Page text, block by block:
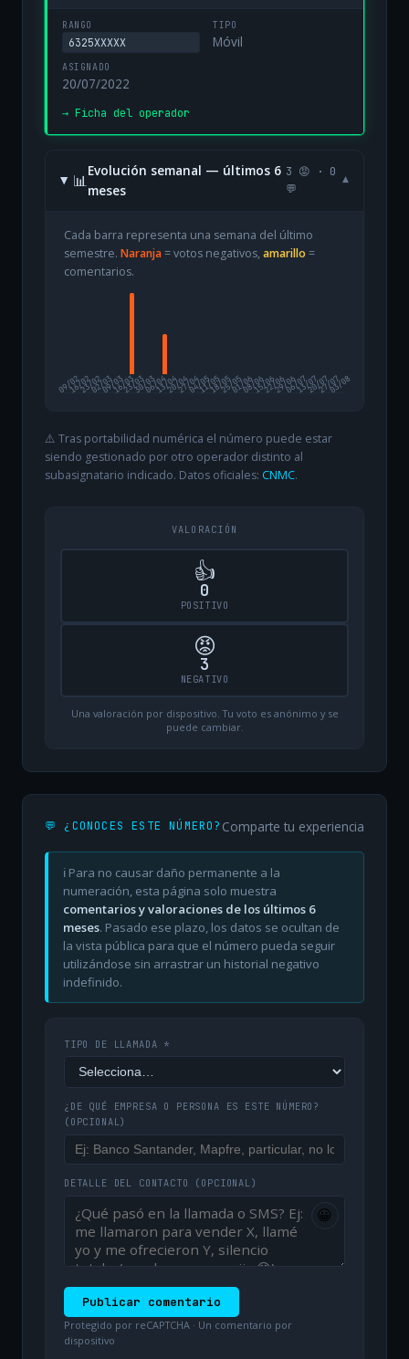
RANGO
6325XXXXX
TIPO
Móvil
ASIGNADO
20/07/2022
→ Ficha del operador
📊
Evolución semanal — últimos 6
meses
3 😡 · 0
💬
▾
Cada barra representa una semana del último
semestre. Naranja= votos negativos, amarillo =
comentarios.
09/02
16/0223/0202/0309/0316/0323/0330/0306/0413/0420/0427/0404/0511/0518/0525/0501/0608/0615/0622/0629/0606/0713/0720/0727/07
03/08
⚠️ Tras portabilidad numérica el número puede estar
siendo gestionado por otro operador distinto al
subasignatario indicado. Datos oficiales: CNMC.
VALORACIÓN
👍
0
POSITIVO
😡
3
NEGATIVO
Una valoración por dispositivo. Tu voto es anónimo y se
puede cambiar.
💬 ¿CONOCES ESTE NÚMERO? Comparte tu experiencia
ℹ️ Para no causar daño permanente a la
numeración, esta página solo muestra
comentarios y valoraciones de los últimos 6
meses. Pasado ese plazo, los datos se ocultan de
la vista pública para que el número pueda seguir
utilizándose sin arrastrar un historial negativo
indefinido.
TIPO DE LLAMADA *
¿DE QUÉ EMPRESA O PERSONA ES ESTE NÚMERO?
(OPCIONAL)
DETALLE DEL CONTACTO (OPCIONAL)
😀
Publicar comentario
Protegido por reCAPTCHA · Un comentario por
dispositivo